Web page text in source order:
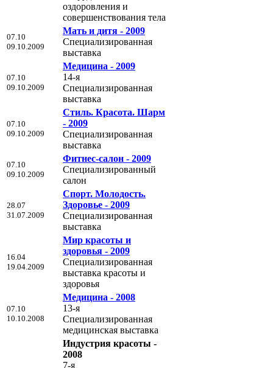
оздоровления и
совершенствования тела
07.10
09.10.2009
Мать и дитя - 2009
Специализированная
выставка
07.10
09.10.2009
Медицина - 2009
14-я
Специализированная
выставка
07.10
09.10.2009
Стиль. Красота. Шарм
- 2009
Специализированная
выставка
07.10
09.10.2009
Фитнес-салон - 2009
Специализированный
салон
28.07
31.07.2009
Спорт. Молодость.
Здоровье - 2009
Специализированная
выставка
16.04
19.04.2009
Мир красоты и
здоровья - 2009
Специализированная
выставка красоты и
здоровья
07.10
10.10.2008
Медицина - 2008
13-я
Специализированная
медицинская выставка
Индустрия красоты -
2008
7-я